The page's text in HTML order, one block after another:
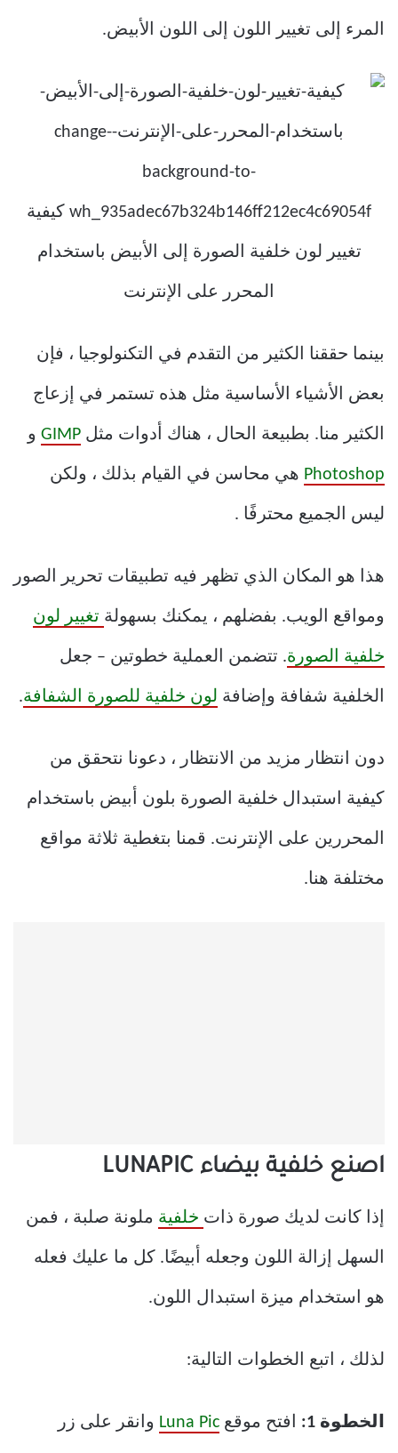
المرء إلى تغيير اللون إلى اللون الأبيض.
بينما حققنا الكثير من التقدم في التكنولوجيا ، فإن
بعض الأشياء الأساسية مثل هذه تستمر في إزعاج
الكثير منا. بطبيعة الحال ، هناك أدوات مثل GIMP و
Photoshop هي محاسن في القيام بذلك ، ولكن
ليس الجميع محترفًا .
هذا هو المكان الذي تظهر فيه تطبيقات تحرير الصور
ومواقع الويب. بفضلهم ، يمكنك بسهولة تغيير لون
خلفية الصورة. تتضمن العملية خطوتين – جعل
الخلفية شفافة وإضافة لون خلفية للصورة الشفافة.
دون انتظار مزيد من الانتظار ، دعونا نتحقق من
كيفية استبدال خلفية الصورة بلون أبيض باستخدام
المحررين على الإنترنت. قمنا بتغطية ثلاثة مواقع
مختلفة هنا.
اصنع خلفية بيضاء LUNAPIC
إذا كانت لديك صورة ذات خلفية ملونة صلبة ، فمن
السهل إزالة اللون وجعله أبيضًا. كل ما عليك فعله
هو استخدام ميزة استبدال اللون.
لذلك ، اتبع الخطوات التالية:
الخطوة 1: افتح موقع Luna Pic وانقر على زر